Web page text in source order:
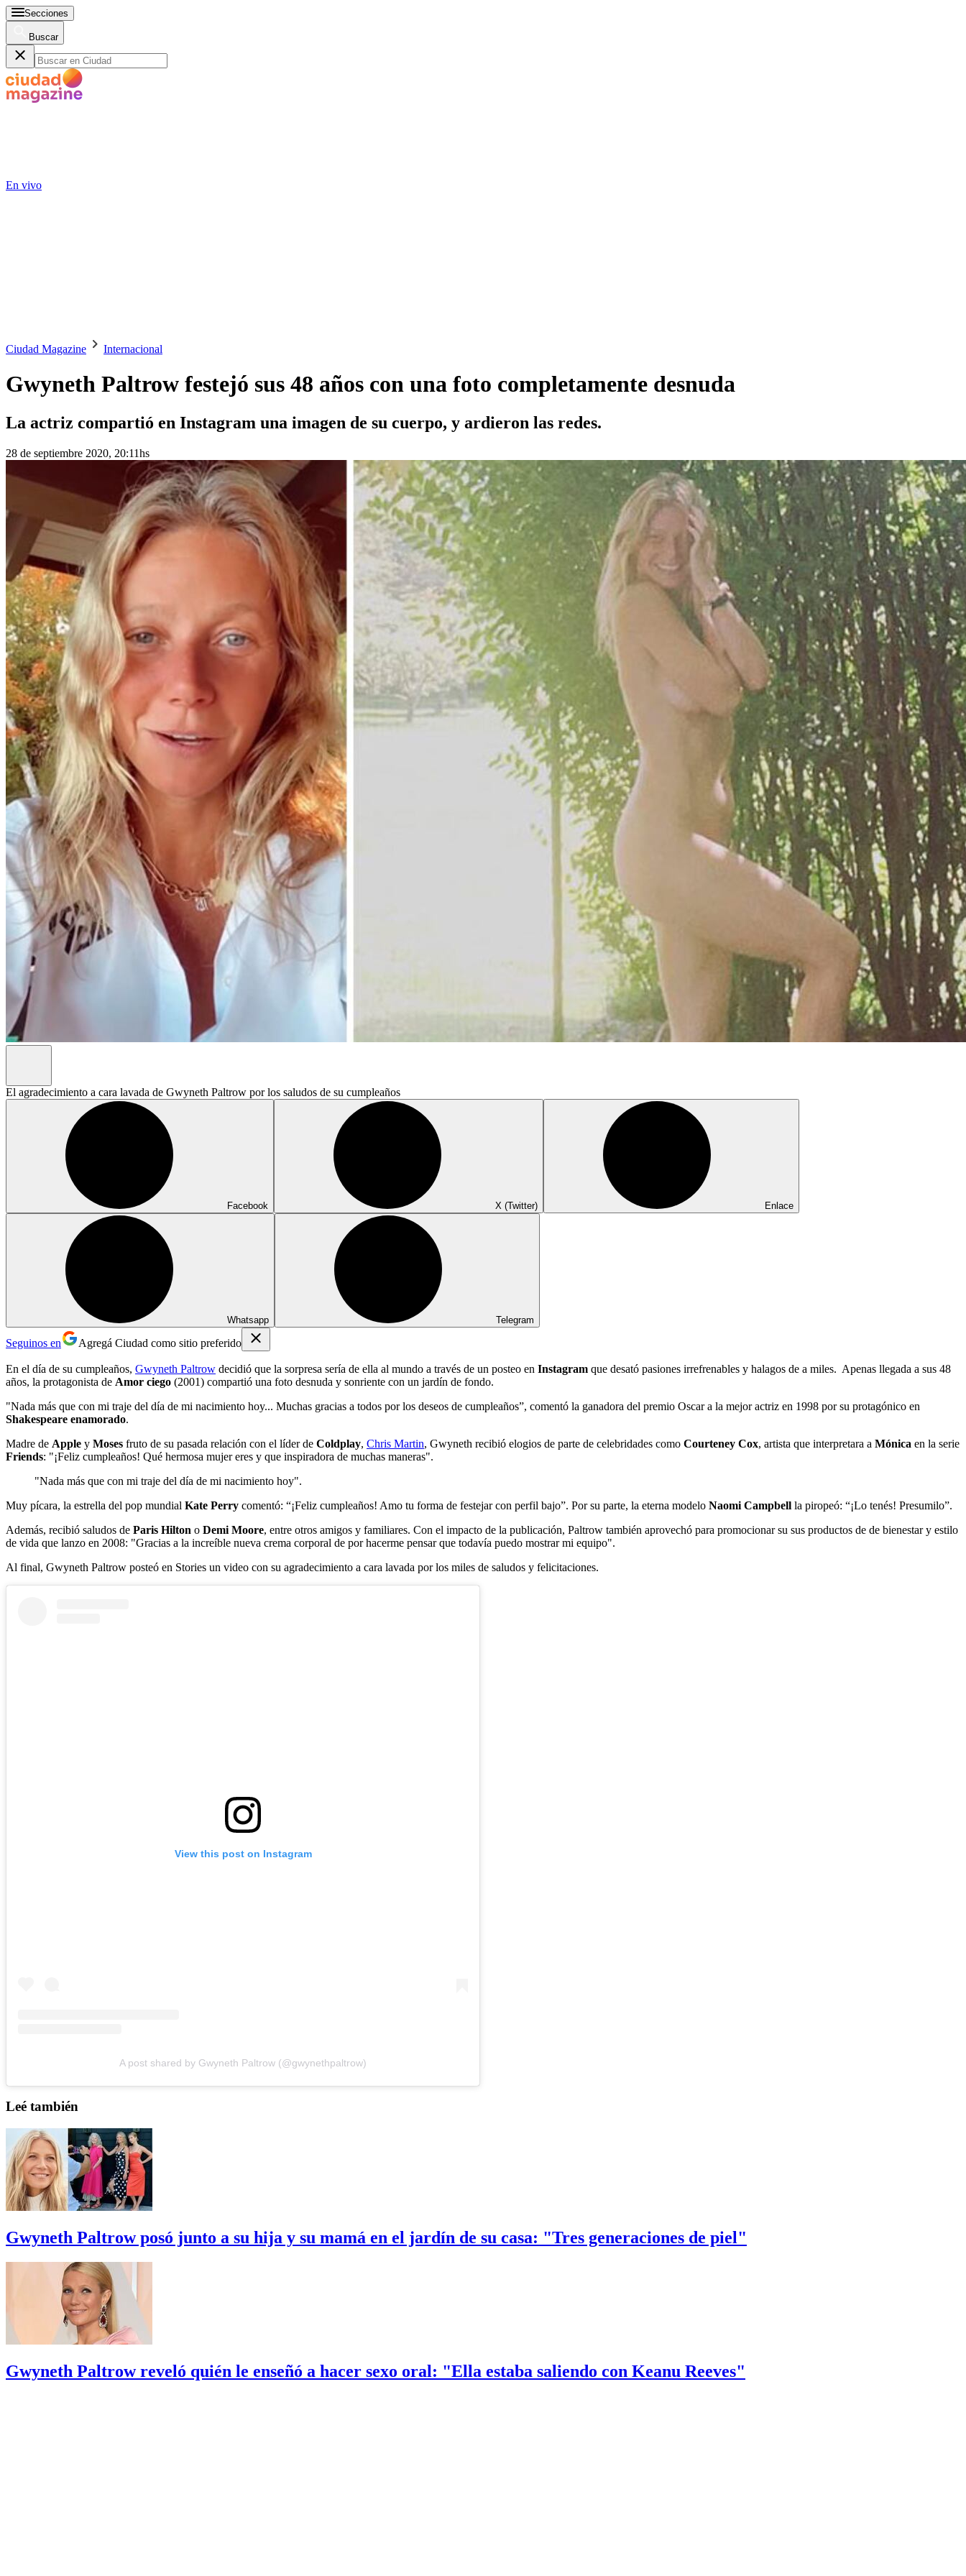
Secciones
Buscar
En vivo
Ciudad Magazine Internacional
Gwyneth Paltrow festejó sus 48 años con una foto completamente desnuda
La actriz compartió en Instagram una imagen de su cuerpo, y ardieron las redes.
28 de septiembre 2020, 20:11hs
El agradecimiento a cara lavada de Gwyneth Paltrow por los saludos de su cumpleaños
Facebook X (Twitter) Enlace
Whatsapp Telegram
Seguinos en Agregá Ciudad como sitio preferido
En el día de su cumpleaños, Gwyneth Paltrow decidió que la sorpresa sería de ella al mundo a través de un posteo en Instagram que desató pasiones irrefrenables y halagos de a miles. Apenas llegada a sus 48
años, la protagonista de Amor ciego (2001) compartió una foto desnuda y sonriente con un jardín de fondo.
"Nada más que con mi traje del día de mi nacimiento hoy... Muchas gracias a todos por los deseos de cumpleaños”, comentó la ganadora del premio Oscar a la mejor actriz en 1998 por su protagónico en
Shakespeare enamorado.
Madre de Apple y Moses fruto de su pasada relación con el líder de Coldplay, Chris Martin, Gwyneth recibió elogios de parte de celebridades como Courteney Cox, artista que interpretara a Mónica en la serie
Friends: "¡Feliz cumpleaños! Qué hermosa mujer eres y que inspiradora de muchas maneras".
"Nada más que con mi traje del día de mi nacimiento hoy".
Muy pícara, la estrella del pop mundial Kate Perry comentó: “¡Feliz cumpleaños! Amo tu forma de festejar con perfil bajo”. Por su parte, la eterna modelo Naomi Campbell la piropeó: “¡Lo tenés! Presumilo”.
Además, recibió saludos de Paris Hilton o Demi Moore, entre otros amigos y familiares. Con el impacto de la publicación, Paltrow también aprovechó para promocionar su sus productos de de bienestar y estilo
de vida que lanzo en 2008: "Gracias a la increíble nueva crema corporal de por hacerme pensar que todavía puedo mostrar mi equipo".
Al final, Gwyneth Paltrow posteó en Stories un video con su agradecimiento a cara lavada por los miles de saludos y felicitaciones.
View this post on Instagram
A post shared by Gwyneth Paltrow (@gwynethpaltrow)
Leé también
Gwyneth Paltrow posó junto a su hija y su mamá en el jardín de su casa: "Tres generaciones de piel"
Gwyneth Paltrow reveló quién le enseñó a hacer sexo oral: "Ella estaba saliendo con Keanu Reeves"